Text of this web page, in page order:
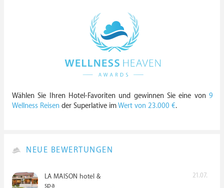
Wählen Sie Ihren Hotel-Favoriten und gewinnen Sie eine von 9
Wellness Reisen der Superlative imWert von 23.000 €.
NEUE BEWERTUNGEN
LA MAISON hotel &
spa
21.07.